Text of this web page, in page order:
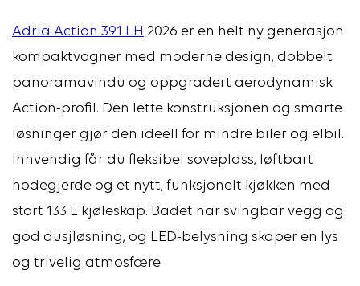
Adria Action 391 LH 2026 er en helt ny generasjon
kompaktvogner med moderne design, dobbelt
panoramavindu og oppgradert aerodynamisk
Action-profil. Den lette konstruksjonen og smarte
løsninger gjør den ideell for mindre biler og elbil.
Innvendig får du fleksibel soveplass, løftbart
hodegjerde og et nytt, funksjonelt kjøkken med
stort 133 L kjøleskap. Badet har svingbar vegg og
god dusjløsning, og LED-belysning skaper en lys
og trivelig atmosfære.